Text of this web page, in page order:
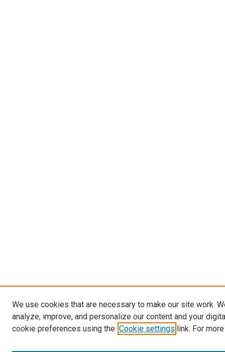
We use cookies that are necessary to make our site work.
analyze, improve, and personalize our content and your
cookie preferences using the Cookie settings link. For